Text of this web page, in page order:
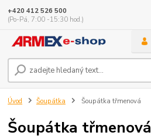
+420 412 526 500
(Po-Pá, 7:00 -15:30 hod.)
Úvod Šoupátka Šoupátka třmenová
Šoupátka třmenová